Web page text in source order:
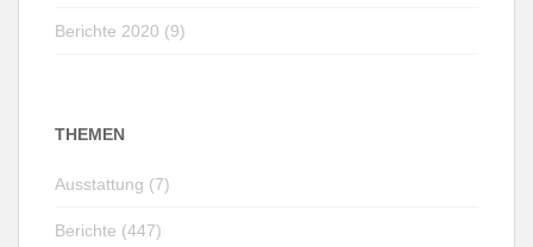
Berichte 2020 (9)
THEMEN
Ausstattung (7)
Berichte (447)